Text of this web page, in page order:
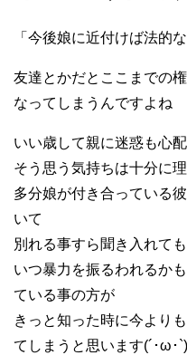
「今後娘に近付けば法的
友達とかだとここまでの
なってしまうんですよね
いい歳して親に迷惑も心
そう思う気持ちは十分に
多分娘が付き合っている
いて
別れる事すら聞き入れて
いつ暴力を振るわれるか
ている事の方が
きっと知った時に今より
てしまうと思います(´･ω･`)